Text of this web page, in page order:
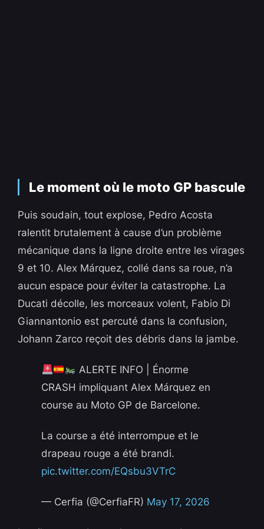
Le moment où le moto GP bascule
Puis soudain, tout explose, Pedro Acosta
ralentit brutalement à cause d’un problème
mécanique dans la ligne droite entre les virages
9 et 10. Alex Márquez, collé dans sa roue, n’a
aucun espace pour éviter la catastrophe. La
Ducati décolle, les morceaux volent, Fabio Di
Giannantonio est percuté dans la confusion,
Johann Zarco reçoit des débris dans la jambe.
ALERTE INFO | Énorme
CRASH impliquant Alex Márquez en
course au Moto GP de Barcelone.
La course a été interrompue et le
drapeau rouge a été brandi.
pic.twitter.com/EQsbu3VTrC
— Cerfia (@CerfiaFR) May 17, 2026